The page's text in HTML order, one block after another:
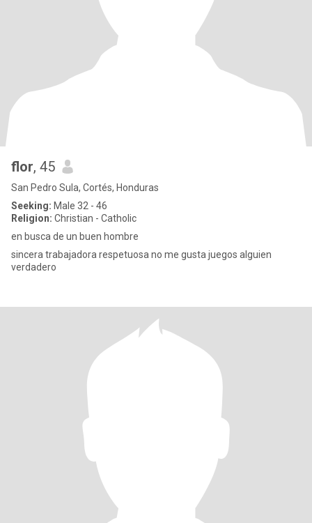
flor, 45
San Pedro Sula, Cortés, Honduras
Seeking: Male 32 - 46
Religion: Christian - Catholic
en busca de un buen hombre
sincera trabajadora respetuosa no me gusta juegos alguien
verdadero